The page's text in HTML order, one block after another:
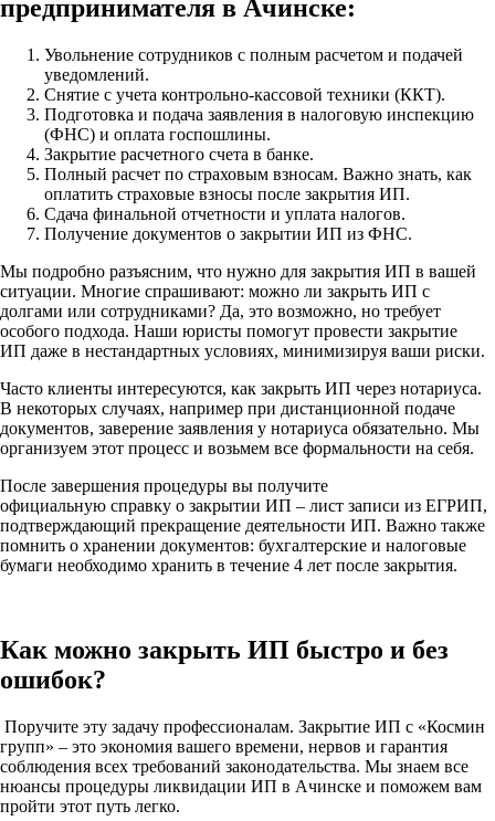
предпринимателя в Ачинске:
Увольнение сотрудников с полным расчетом и подачей
уведомлений.
Снятие с учета контрольно-кассовой техники (ККТ).
Подготовка и подача заявления в налоговую инспекцию
(ФНС) и оплата госпошлины.
Закрытие расчетного счета в банке.
Полный расчет по страховым взносам. Важно знать, как
оплатить страховые взносы после закрытия ИП.
Сдача финальной отчетности и уплата налогов.
Получение документов о закрытии ИП из ФНС.
Мы подробно разъясним, что нужно для закрытия ИП в вашей
ситуации. Многие спрашивают: можно ли закрыть ИП с
долгами или сотрудниками? Да, это возможно, но требует
особого подхода. Наши юристы помогут провести закрытие
ИП даже в нестандартных условиях, минимизируя ваши риски.
Часто клиенты интересуются, как закрыть ИП через нотариуса.
В некоторых случаях, например при дистанционной подаче
документов, заверение заявления у нотариуса обязательно. Мы
организуем этот процесс и возьмем все формальности на себя.
После завершения процедуры вы получите
официальную справку о закрытии ИП – лист записи из ЕГРИП,
подтверждающий прекращение деятельности ИП. Важно также
помнить о хранении документов: бухгалтерские и налоговые
бумаги необходимо хранить в течение 4 лет после закрытия.
Как можно закрыть ИП быстро и без
ошибок?
Поручите эту задачу профессионалам. Закрытие ИП с «Космин
групп» – это экономия вашего времени, нервов и гарантия
соблюдения всех требований законодательства. Мы знаем все
нюансы процедуры ликвидации ИП в Ачинске и поможем вам
пройти этот путь легко.